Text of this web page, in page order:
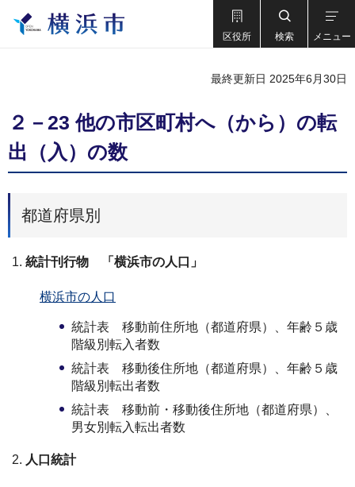
区役所 検索 メニュー
最終更新日 2025年6月30日
２－23 他の市区町村へ（から）の転
出（入）の数
都道府県別
統計刊行物 「横浜市の人口」
横浜市の人口
統計表 移動前住所地（都道府県）、年齢５歳
階級別転入者数
統計表 移動後住所地（都道府県）、年齢５歳
階級別転出者数
統計表 移動前・移動後住所地（都道府県）、
男女別転入転出者数
人口統計